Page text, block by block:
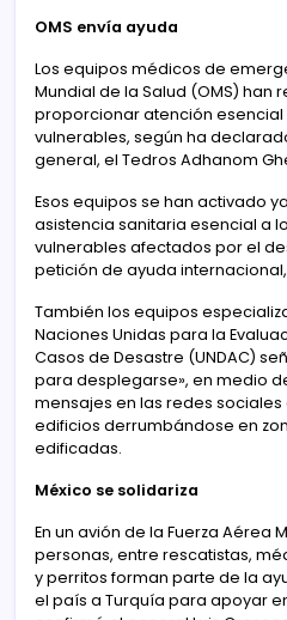
OMS envía ayuda
Los equipos médicos de
Mundial de la Salud (OMS) han
proporcionar atención esencial
vulnerables, según ha
general, el Tedros Adhanom
Esos equipos se han activado
asistencia sanitaria esencial a
vulnerables afectados por el
petición de ayuda
También los equipos
Naciones Unidas para la
Casos de Desastre (UNDAC)
para desplegarse», en medio
mensajes en las redes
edificios derrumbándose en
edificadas.
México se solidariza
En un avión de la Fuerza Aérea
personas, entre rescatistas,
y perritos forman parte de la
el país a Turquía para apoyar